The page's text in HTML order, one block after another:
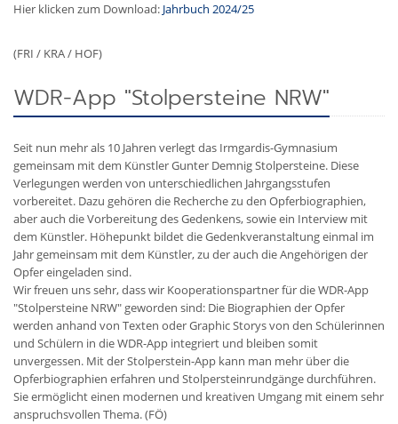
Hier klicken zum Download: Jahrbuch 2024/25
(FRI / KRA / HOF)
WDR-App "Stolpersteine NRW"
Seit nun mehr als 10 Jahren verlegt das Irmgardis-Gymnasium
gemeinsam mit dem Künstler Gunter Demnig Stolpersteine. Diese
Verlegungen werden von unterschiedlichen Jahrgangsstufen
vorbereitet. Dazu gehören die Recherche zu den Opferbiographien,
aber auch die Vorbereitung des Gedenkens, sowie ein Interview mit
dem Künstler. Höhepunkt bildet die Gedenkveranstaltung einmal im
Jahr gemeinsam mit dem Künstler, zu der auch die Angehörigen der
Opfer eingeladen sind.
Wir freuen uns sehr, dass wir Kooperationspartner für die WDR-App
"Stolpersteine NRW" geworden sind: Die Biographien der Opfer
werden anhand von Texten oder Graphic Storys von den Schülerinnen
und Schülern in die WDR-App integriert und bleiben somit
unvergessen. Mit der Stolperstein-App kann man mehr über die
Opferbiographien erfahren und Stolpersteinrundgänge durchführen.
Sie ermöglicht einen modernen und kreativen Umgang mit einem sehr
anspruchsvollen Thema. (FÖ)